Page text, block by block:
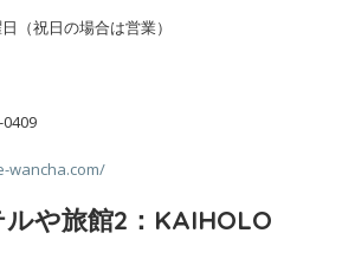
（祝日の場合は営業）
0409
wancha.com/
や旅館2：KAIHOLO